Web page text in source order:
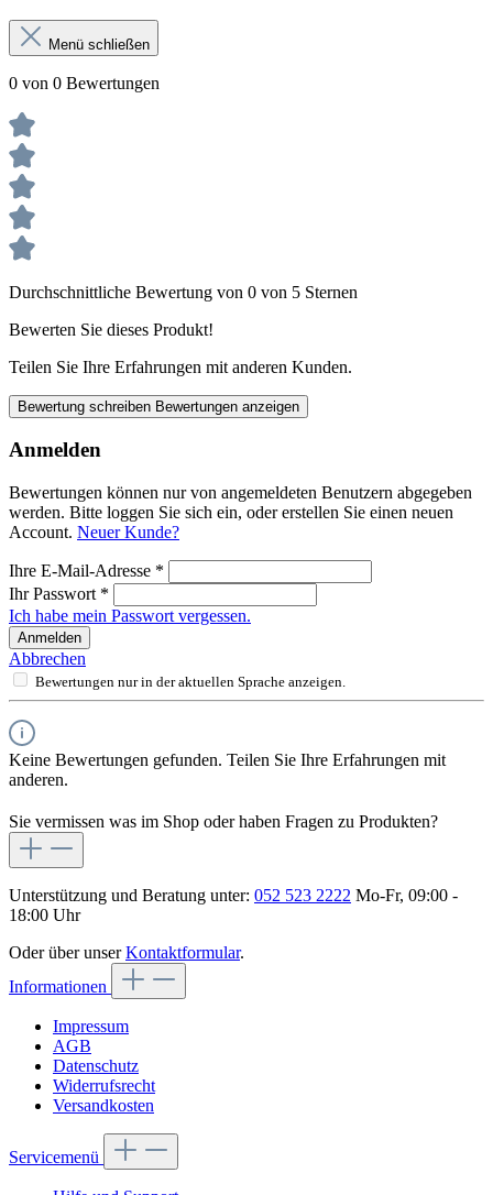
Menü schließen
0 von 0 Bewertungen
Durchschnittliche Bewertung von 0 von 5 Sternen
Bewerten Sie dieses Produkt!
Teilen Sie Ihre Erfahrungen mit anderen Kunden.
Bewertung schreiben Bewertungen anzeigen
Anmelden
Bewertungen können nur von angemeldeten Benutzern abgegeben
werden. Bitte loggen Sie sich ein, oder erstellen Sie einen neuen
Account. Neuer Kunde?
Ihre E-Mail-Adresse *
Ihr Passwort *
Ich habe mein Passwort vergessen.
Anmelden
Abbrechen
Bewertungen nur in der aktuellen Sprache anzeigen.
Keine Bewertungen gefunden. Teilen Sie Ihre Erfahrungen mit
anderen.
Sie vermissen was im Shop oder haben Fragen zu Produkten?
Unterstützung und Beratung unter: 052 523 2222 Mo-Fr, 09:00 -
18:00 Uhr
Oder über unserKontaktformular.
Informationen
Impressum
AGB
Datenschutz
Widerrufsrecht
Versandkosten
Servicemenü